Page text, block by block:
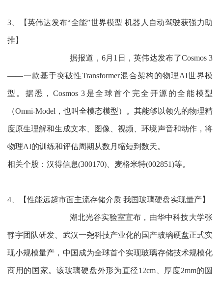
3、【英伟达发布“全能”世界模型 机器人自动驾驶获强力助
推】
据报道，6月1日，英伟达发布了Cosmos 3
——一款基于突破性Transformer混合架构的物理AI世界模
型。据悉，Cosmos 3是全球首个完全开源的全能模型
（Omni-Model，也叫全模态模型）。其能够以领先的物理精
度原生理解和生成文本、图像、视频、环境声音和动作，将
物理AI的训练和评估周期从数月缩短到数天。
相关个股：汉得信息(300170)、麦格米特(002851)等。
4、【性能远超市面主流存储介质 我国玻璃硬盘实现量产】
湖北光谷实验室宣布，由华中科技大学张
静宇团队研发、武汉一尧科技产业化的国产玻璃硬盘正式实
现小规模量产，中国成为全球首个实现玻璃存储技术规模化
商用的国家。该玻璃硬盘外形为直径12cm、厚度2mm的圆